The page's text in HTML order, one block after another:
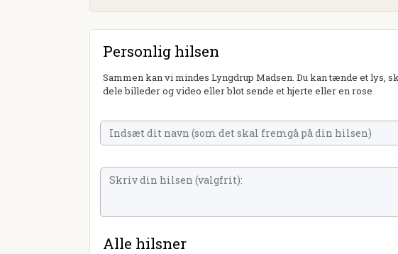
Personlig hilsen
Sammen kan vi mindes Lyngdrup Madsen. Du kan tænde et lys,
dele billeder og video eller blot sende et hjerte eller en rose
Alle hilsner